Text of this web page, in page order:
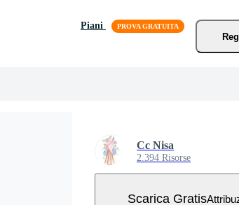
Piani
Cc Nisa
2.394 Risorse
Scarica Gratis